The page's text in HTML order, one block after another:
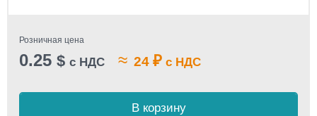
Розничная цена
0.25 $ с НДС ≈ 24 ₽ с НДС
В корзину